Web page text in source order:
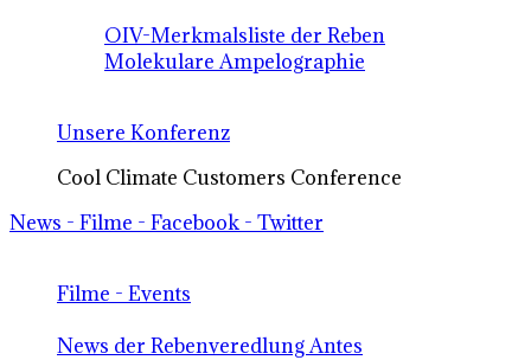
OIV-Merkmalsliste der Reben
Molekulare Ampelographie
Unsere Konferenz
Cool Climate Customers Conference
News - Filme - Facebook - Twitter
Filme - Events
News der Rebenveredlung Antes